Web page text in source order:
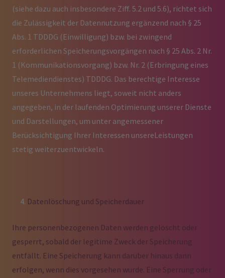
(siehe dazu auch insbesondere Ziff. 5.2 und 5.6), richtet sich
die Zulässigkeit der Datennutzung ergänzend nach § 25
Abs. 1 TDDDG (Einwilligung) bzw. bei zwingend
erforderlichen Speicherungsvorgängen nach § 25 Abs. 2 Nr.
1 (Kommunikationsvorgang) bzw. Nr. 2 (Erbringung eines
Telemediendienstes) TDDDG. Das berechtige Interesse
unseres Unternehmens liegt, soweit nicht anders
angegeben, in der laufenden Optimierung unserer Dienste
und Darstellungen, um unter angemessener
Berücksichtigung Ihrer Interessen unsereLeistungen
stetig weiterzuentwickeln.
Datenlöschung und Speicherdauer
Ihre personenbezogenen Daten werden gelöscht oder
gesperrt, sobald der legitime Zweck der Speicherung
entfällt. Eine Speicherung kann darüber hinaus dann
erfolgen, wenn dies vorgesehen wurde. Eine Sperrung oder